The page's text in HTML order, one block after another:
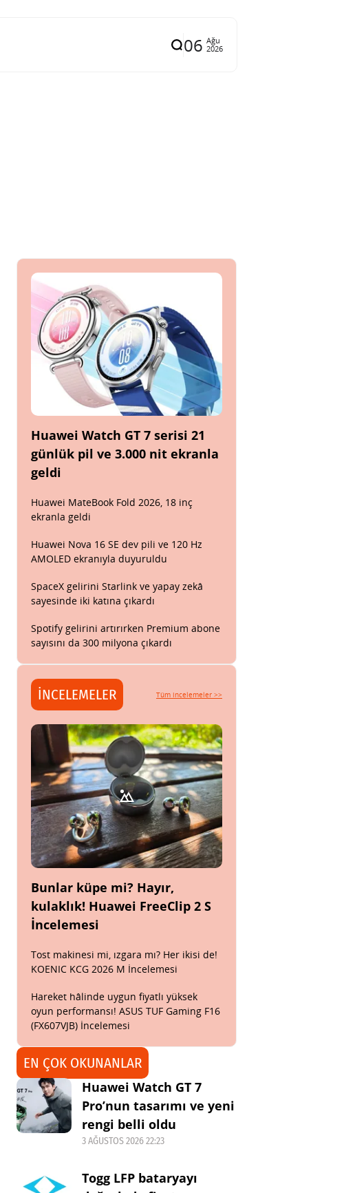
06 Ağu
2026
Huawei Watch GT 7 serisi 21
günlük pil ve 3.000 nit ekranla
geldi
Huawei MateBook Fold 2026, 18 inç
ekranla geldi
Huawei Nova 16 SE dev pili ve 120 Hz
AMOLED ekranıyla duyuruldu
SpaceX gelirini Starlink ve yapay zekâ
sayesinde iki katına çıkardı
Spotify gelirini artırırken Premium abone
sayısını da 300 milyona çıkardı
İNCELEMELER Tüm incelemeler >>
Bunlar küpe mi? Hayır,
kulaklık! Huawei FreeClip 2 S
İncelemesi
Tost makinesi mi, ızgara mı? Her ikisi de!
KOENIC KCG 2026 M İncelemesi
Hareket hâlinde uygun fiyatlı yüksek
oyun performansı! ASUS TUF Gaming F16
(FX607VJB) İncelemesi
EN ÇOK OKUNANLAR
Huawei Watch GT 7
Pro’nun tasarımı ve yeni
rengi belli oldu
3 AĞUSTOS 2026 22:23
Togg LFP bataryayı